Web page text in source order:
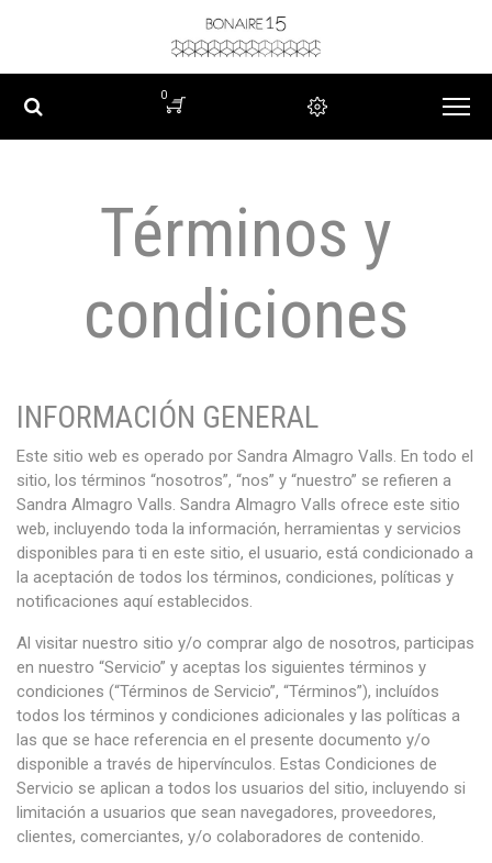
0
Términos y
condiciones
INFORMACIÓN GENERAL
Este sitio web es operado por Sandra Almagro Valls. En todo el
sitio, los términos “nosotros”, “nos” y “nuestro” se refieren a
Sandra Almagro Valls. Sandra Almagro Valls ofrece este sitio
web, incluyendo toda la información, herramientas y servicios
disponibles para ti en este sitio, el usuario, está condicionado a
la aceptación de todos los términos, condiciones, políticas y
notificaciones aquí establecidos.
Al visitar nuestro sitio y/o comprar algo de nosotros, participas
en nuestro “Servicio” y aceptas los siguientes términos y
condiciones (“Términos de Servicio”, “Términos”), incluídos
todos los términos y condiciones adicionales y las políticas a
las que se hace referencia en el presente documento y/o
disponible a través de hipervínculos. Estas Condiciones de
Servicio se aplican a todos los usuarios del sitio, incluyendo si
limitación a usuarios que sean navegadores, proveedores,
clientes, comerciantes, y/o colaboradores de contenido.